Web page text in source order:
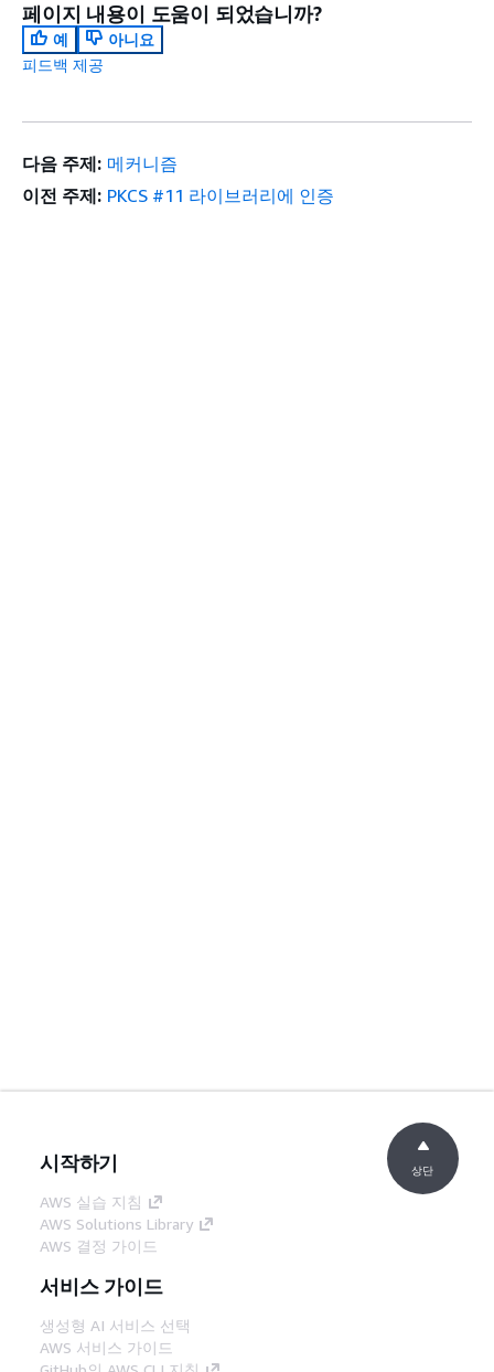
페이지 내용이 도움이 되었습니까?
예
아니요
피드백 제공
다음 주제: 메커니즘
이전 주제: PKCS #11 라이브러리에 인증
시작하기
AWS 실습 지침
AWS Solutions Library
AWS 결정 가이드
서비스 가이드
생성형 AI 서비스 선택
AWS 서비스 가이드
상단